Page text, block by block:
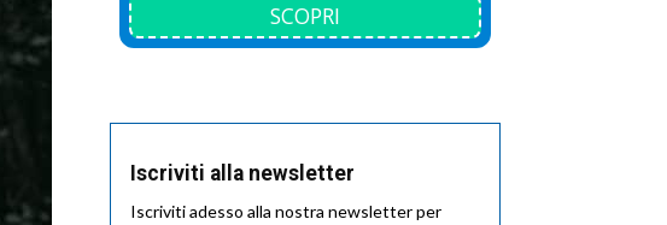
SCOPRI
Iscriviti alla newsletter
Iscriviti adesso alla nostra newsletter per